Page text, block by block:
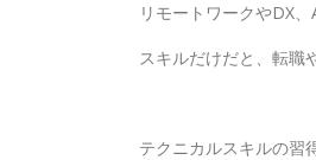
リモートワークやDX
スキルだけだと、転職
テクニカルスキルの習